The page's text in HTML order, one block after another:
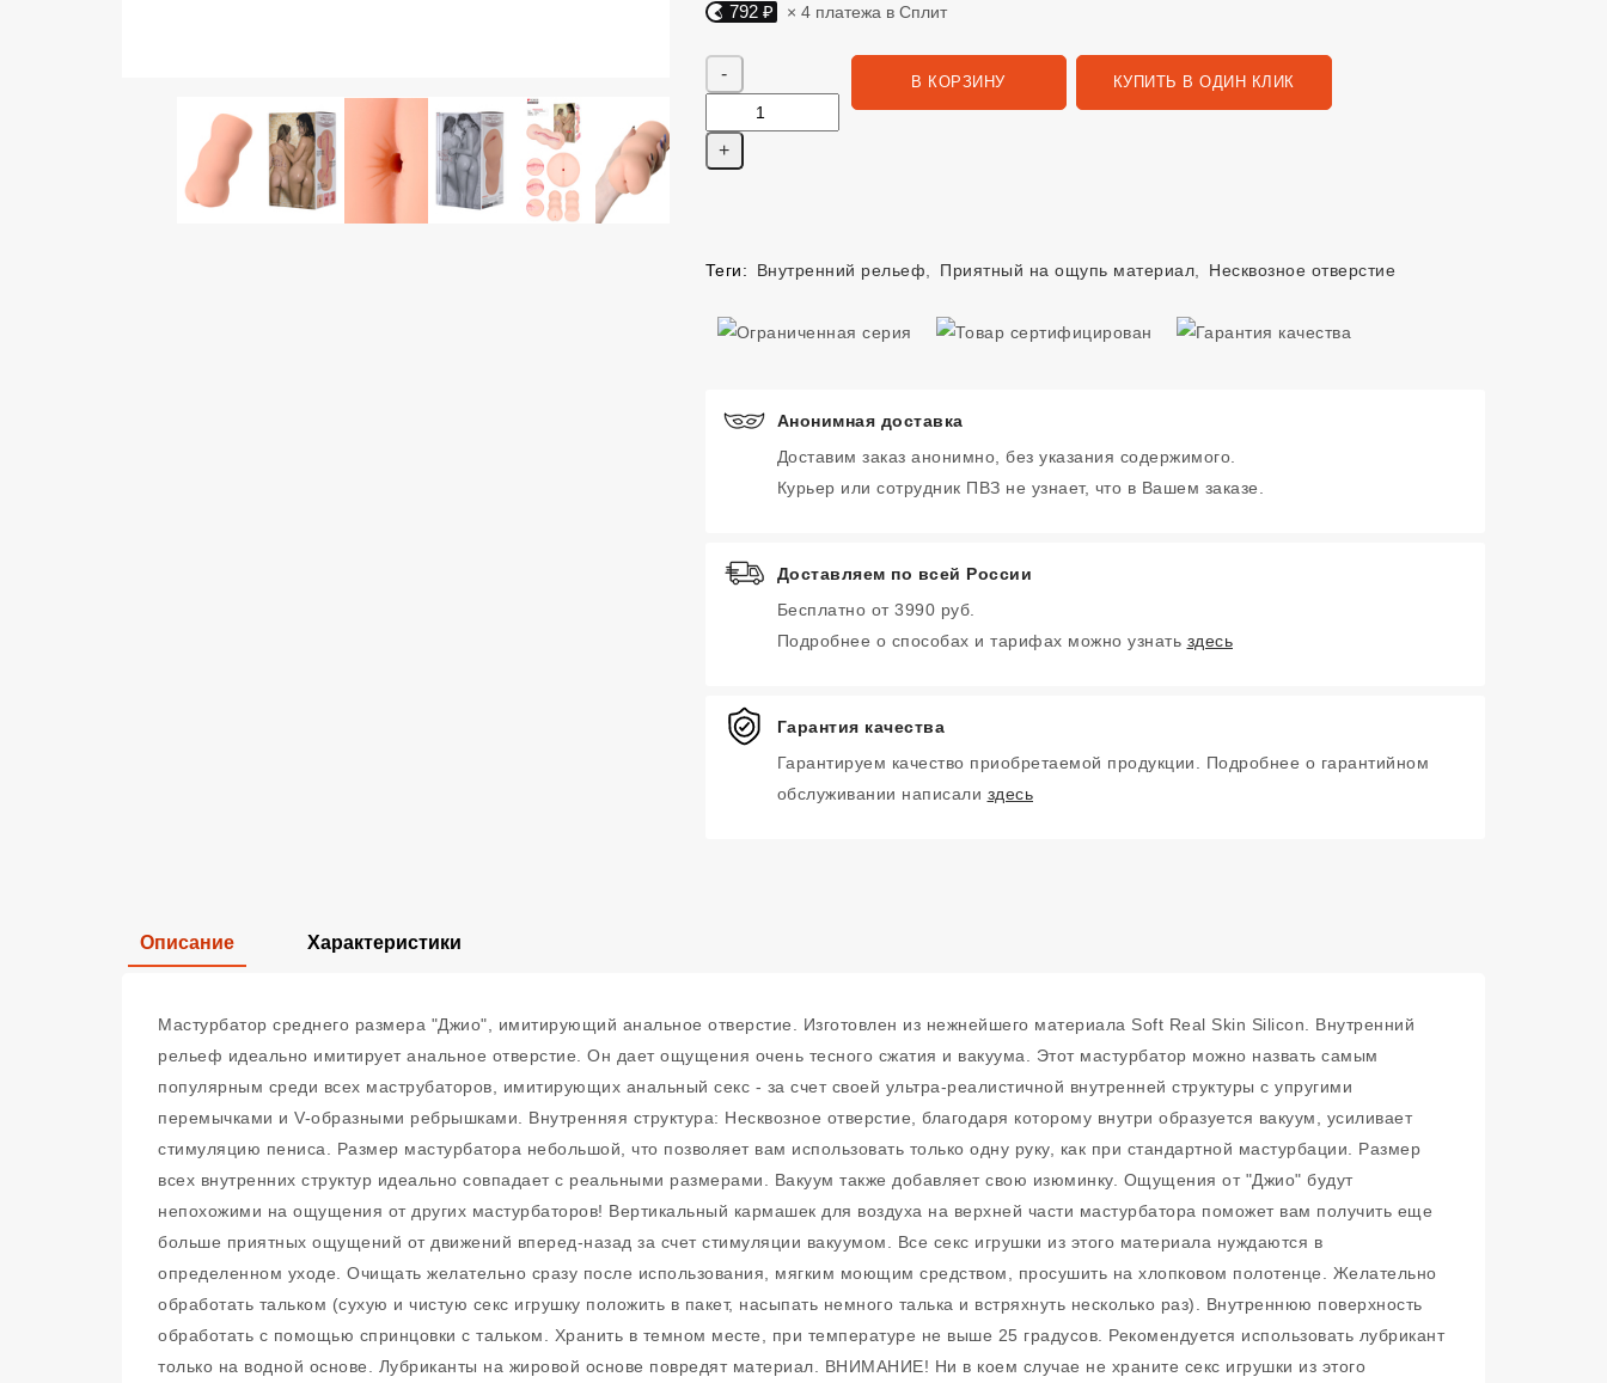
Яндекс Сплит. 792 руб, 4 платежа в Сплит
792 ₽ × 4 платежа в Сплит
В КОРЗИНУ КУПИТЬ В ОДИН КЛИК
Теги: Внутренний рельеф Приятный на ощупь материал Несквозное отверстие
Анонимная доставка
Доставим заказ анонимно, без указания содержимого.
Курьер или сотрудник ПВЗ не узнает, что в Вашем заказе.
Доставляем по всей России
Бесплатно от 3990 руб.
Подробнее о способах и тарифах можно узнать здесь
Гарантия качества
Гарантируем качество приобретаемой продукции. Подробнее о гарантийном
обслуживании написали здесь
Описание Характеристики
Мастурбатор среднего размера "Джио", имитирующий анальное отверстие. Изготовлен из нежнейшего материала Soft Real Skin Silicon. Внутренний
рельеф идеально имитирует анальное отверстие. Он дает ощущения очень тесного сжатия и вакуума. Этот мастурбатор можно назвать самым
популярным среди всех маструбаторов, имитирующих анальный секс - за счет своей ультра-реалистичной внутренней структуры с упругими
перемычками и V-образными ребрышками. Внутренняя структура: Несквозное отверстие, благодаря которому внутри образуется вакуум, усиливает
стимуляцию пениса. Размер мастурбатора небольшой, что позволяет вам использовать только одну руку, как при стандартной мастурбации. Размер
всех внутренних структур идеально совпадает с реальными размерами. Вакуум также добавляет свою изюминку. Ощущения от "Джио" будут
непохожими на ощущения от других мастурбаторов! Вертикальный кармашек для воздуха на верхней части мастурбатора поможет вам получить еще
больше приятных ощущений от движений вперед-назад за счет стимуляции вакуумом. Все секс игрушки из этого материала нуждаются в
определенном уходе. Очищать желательно сразу после использования, мягким моющим средством, просушить на хлопковом полотенце. Желательно
обработать тальком (сухую и чистую секс игрушку положить в пакет, насыпать немного талька и встряхнуть несколько раз). Внутреннюю поверхность
обработать с помощью спринцовки с тальком. Хранить в темном месте, при температуре не выше 25 градусов. Рекомендуется использовать лубрикант
только на водной основе. Лубриканты на жировой основе повредят материал. ВНИМАНИЕ! Ни в коем случае не храните секс игрушки из этого